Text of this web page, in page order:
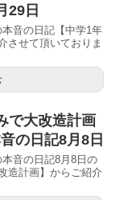
29日
音の日記【中学1年
させて頂いておりま
で大改造計画
の日記8月8日
音の日記8月8日の
造計画】からご紹介